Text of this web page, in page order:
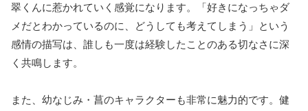
翠くんに惹かれていく感覚になります。「好きになっちゃダ
メだとわかっているのに、どうしても考えてしまう」という
感情の描写は、誰しも一度は経験したことのある切なさに深
く共鳴します。
また、幼なじみ・菖のキャラクターも非常に魅力的です。健